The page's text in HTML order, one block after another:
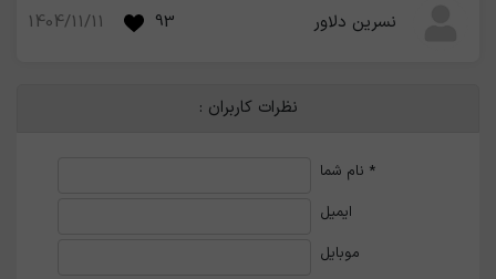
نسرین دلاور 93
1404/11/11
نظرات کاربران :
* نام شما
ایمیل
موبایل